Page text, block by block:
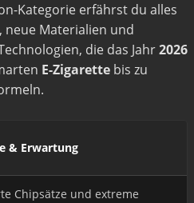
Kategorie erfährst du alles
neue Materialien und
die das Jahr2026
E-Zigarette bis zu
& Erwartung
Chipsätze und extreme